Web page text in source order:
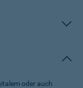
oder auch